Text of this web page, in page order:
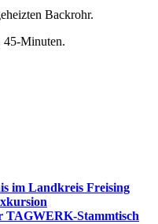
Backrohr.
45-Minuten.
im Landkreis Freising
TAGWERK-Stammtisch